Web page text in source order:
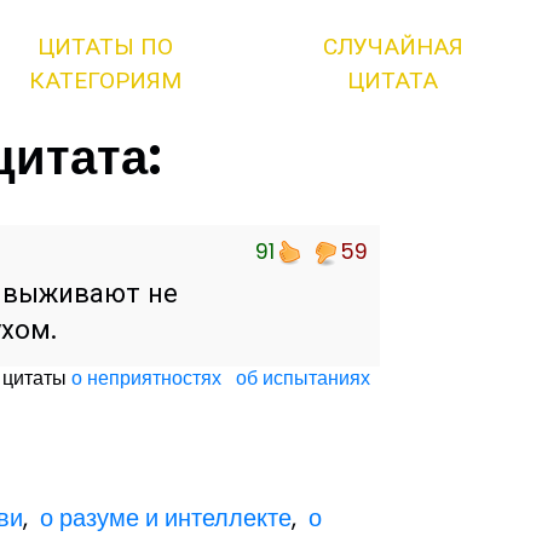
ЦИТАТЫ ПО
КАТЕГОРИЯМ
СЛУЧАЙНАЯ
ЦИТАТА
91 59
выживают не
о неприятностях об испытаниях
,о разуме и интеллекте,о